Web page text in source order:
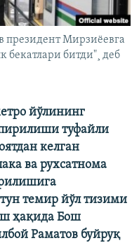
президент Мирзиëевга
бекатлари битди"¸ деб
йўлининг
туфайли
келган
ва рухсатнома
темир йўл тизими
ҳақида Бош
Раматов буйруқ